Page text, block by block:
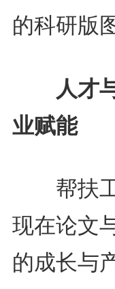
的科研版
人才
业赋能
帮扶工
现在论文
的成长与